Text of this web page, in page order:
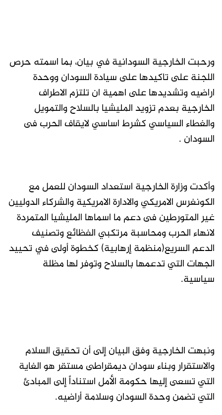
ورحبت الخارجية السودانية في بيان، بما اسمته حرص
اللجنة على تاكيدها على سيادة السودان ووحدة
اراضيه وتشديدها على اهمية ان تلتزم الاطراف
الخارجية بعدم تزويد المليشيا بالسلاح والتمويل
والغطاء السياسي كشرط اساسي لايقاف الحرب فى
السودان .
وأكدت وزارة الخارجية استعداد السودان للعمل مع
الكونغرس الامريكي والادارة الامريكية والشركاء الدوليين
غير المتورطين فى دعم ما اسماها المليشيا المتمردة
لانهاء الحرب ومحاسبة مرتكبي الفظائع وتصنيف
الدعم السريع(منظمة إرهابية) كخطوة أولى في تحييد
الجهات التي تدعمها بالسلاح وتوفر لها مظلة
سياسية.
ونبهت الخارجية وفق البيان إلى أن تحقيق السلام
والاستقرار وبناء سودان ديمقراطى مستقر هو الغاية
التي تسعى إليها حكومة الأمل استناداً إلى المبادئ
التي تضمن وحدة السودان وسلامة أراضيه.